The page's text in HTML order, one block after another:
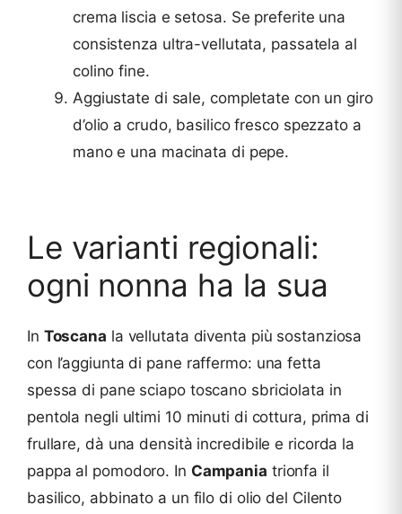
crema liscia e setosa. Se preferite una
consistenza ultra-vellutata, passatela al
colino fine.
Aggiustate di sale, completate con un giro
d’olio a crudo, basilico fresco spezzato a
mano e una macinata di pepe.
Le varianti regionali:
ogni nonna ha la sua
In Toscana la vellutata diventa più sostanziosa
con l’aggiunta di pane raffermo: una fetta
spessa di pane sciapo toscano sbriciolata in
pentola negli ultimi 10 minuti di cottura, prima di
frullare, dà una densità incredibile e ricorda la
pappa al pomodoro. In Campania trionfa il
basilico, abbinato a un filo di olio del Cilento